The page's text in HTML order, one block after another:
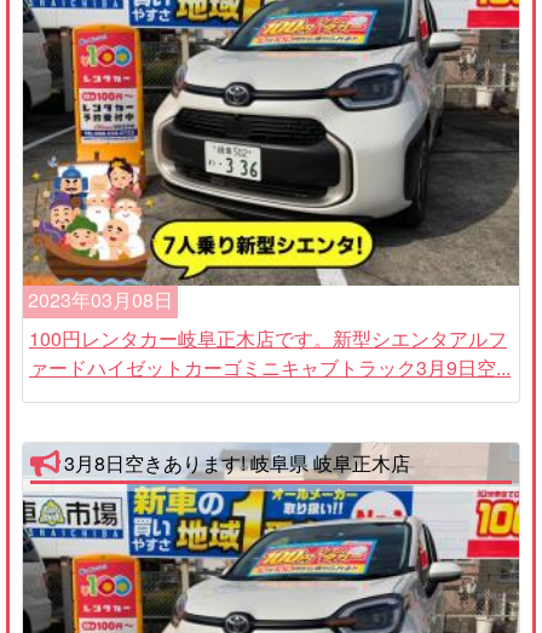
2023年03月08日
100円レンタカー岐阜正木店です。新型シエンタアルフ
ァードハイゼットカーゴミニキャブトラック3月9日空...
3月8日空きあります! 岐阜県 岐阜正木店